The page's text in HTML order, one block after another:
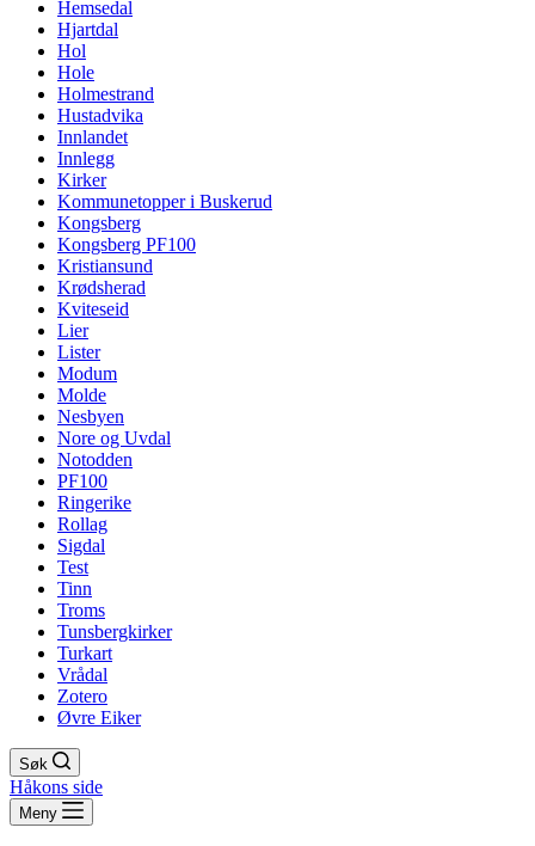
Hemsedal
Hjartdal
Hol
Hole
Holmestrand
Hustadvika
Innlandet
Innlegg
Kirker
Kommunetopper i Buskerud
Kongsberg
Kongsberg PF100
Kristiansund
Krødsherad
Kviteseid
Lier
Lister
Modum
Molde
Nesbyen
Nore og Uvdal
Notodden
PF100
Ringerike
Rollag
Sigdal
Test
Tinn
Troms
Tunsbergkirker
Turkart
Vrådal
Zotero
Øvre Eiker
Søk
Håkons side
Meny